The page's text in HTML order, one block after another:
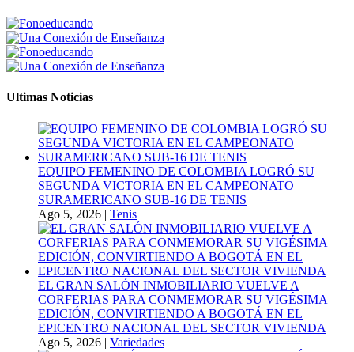
Ultimas Noticias
EQUIPO FEMENINO DE COLOMBIA LOGRÓ SU
SEGUNDA VICTORIA EN EL CAMPEONATO
SURAMERICANO SUB-16 DE TENIS
Ago 5, 2026 | Tenis
EL GRAN SALÓN INMOBILIARIO VUELVE A
CORFERIAS PARA CONMEMORAR SU VIGÉSIMA
EDICIÓN, CONVIRTIENDO A BOGOTÁ EN EL
EPICENTRO NACIONAL DEL SECTOR VIVIENDA
Ago 5, 2026 | Variedades